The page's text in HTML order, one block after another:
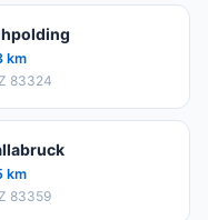
km
83324
km
83359